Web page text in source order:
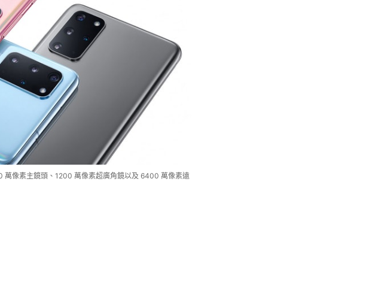
像素主鏡頭、1200 萬像素超廣角鏡以及 6400 萬像素遠